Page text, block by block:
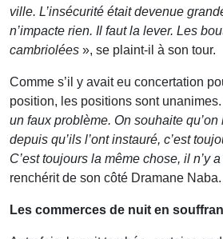
ville. L’insécurité était devenue
n’impacte rien. Il faut la lever. Les
cambriolées », se plaint-il à son tour.
Comme s’il y avait eu concertation
position, les positions sont unanimes.
un faux problème. On souhaite
depuis qu’ils l’ont instauré, c’est
C’est toujours la même chose, il n’y
renchérit de son côté Dramane Naba.
Les commerces de nuit en